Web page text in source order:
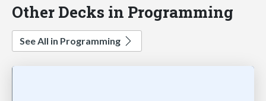
Other Decks in Programming
See All in Programming